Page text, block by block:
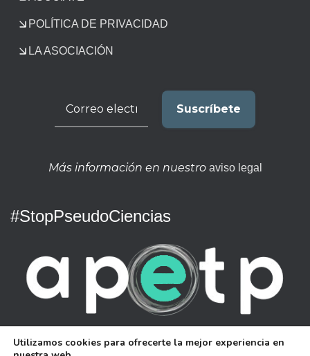
POLÍTICA DE PRIVACIDAD
LA ASOCIACIÓN
Más información en nuestro aviso legal
#StopPseudoCiencias
Pseudocientíficas
Utilizamos cookies para ofrecerte la mejor experiencia en